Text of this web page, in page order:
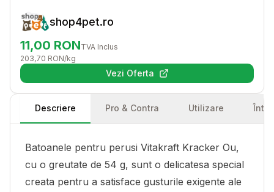
shop4pet.ro
11,00 RONTVA Inclus
203,70 RON/kg
Vezi Oferta(se deschide într-o filă nouă)
Descriere Pro & Contra Utilizare
Batoanele pentru perusi Vitakraft Kracker Ou,
cu o greutate de 54 g, sunt o delicatesa special
creata pentru a satisface gusturile exigente ale